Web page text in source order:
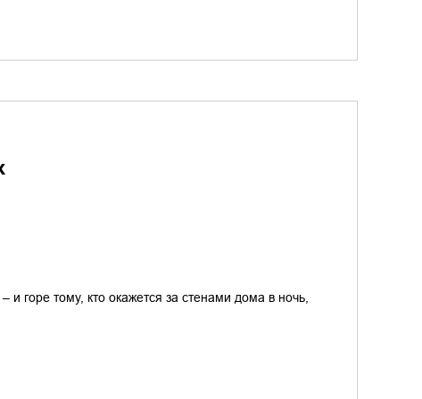
горе тому, кто окажется за стенами дома в ночь,